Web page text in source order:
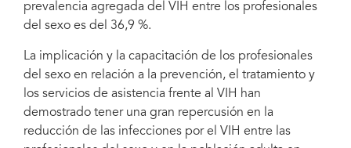
prevalencia agregada del VIH entre los profesionales
del sexo es del 36,9 %.
La implicación y la capacitación de los profesionales
del sexo en relación a la prevención, el tratamiento y
los servicios de asistencia frente al VIH han
demostrado tener una gran repercusión en la
reducción de las infecciones por el VIH entre las